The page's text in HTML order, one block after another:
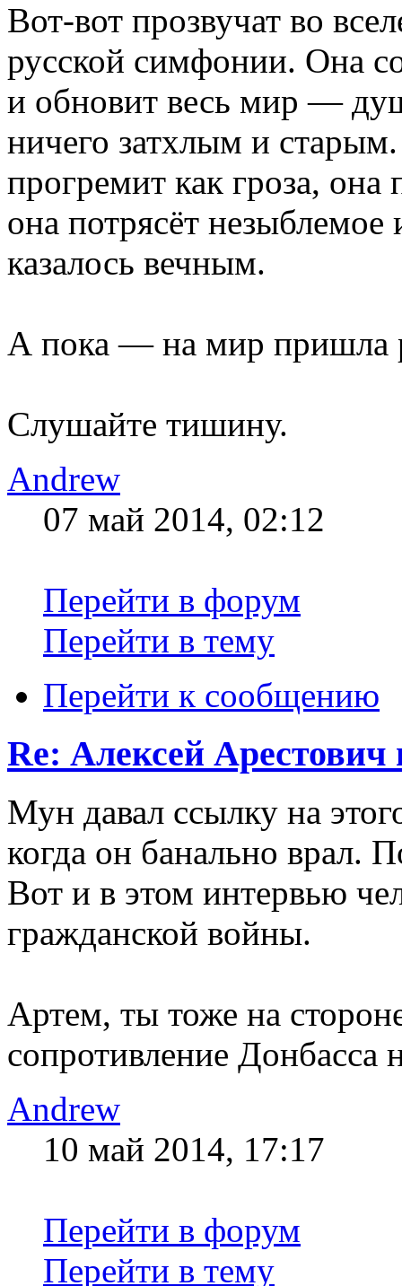
Вот-вот прозвучат во
русской симфонии. Она
и обновит весь мир —
ничего затхлым и
прогремит как гроза, она
она потрясёт незыблемое
казалось вечным.
А пока — на мир пришла
Слушайте тишину.
Andrew
07 май 2014, 02:12
Перейти в форум
Перейти в тему
Перейти к сообщению
Re: Алексей
Мун давал ссылку на
когда он банально врал.
Вот и в этом интервью
гражданской войны.
Артем, ты тоже на
сопротивление Донбасса
Andrew
10 май 2014, 17:17
Перейти в форум
Перейти в тему